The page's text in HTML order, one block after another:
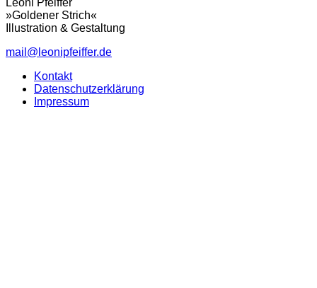
Leoni Pfeiffer
»Goldener Strich«
Illustration & Gestaltung
mail@leonipfeiffer.de
Kontakt
Datenschutzerklärung
Impressum